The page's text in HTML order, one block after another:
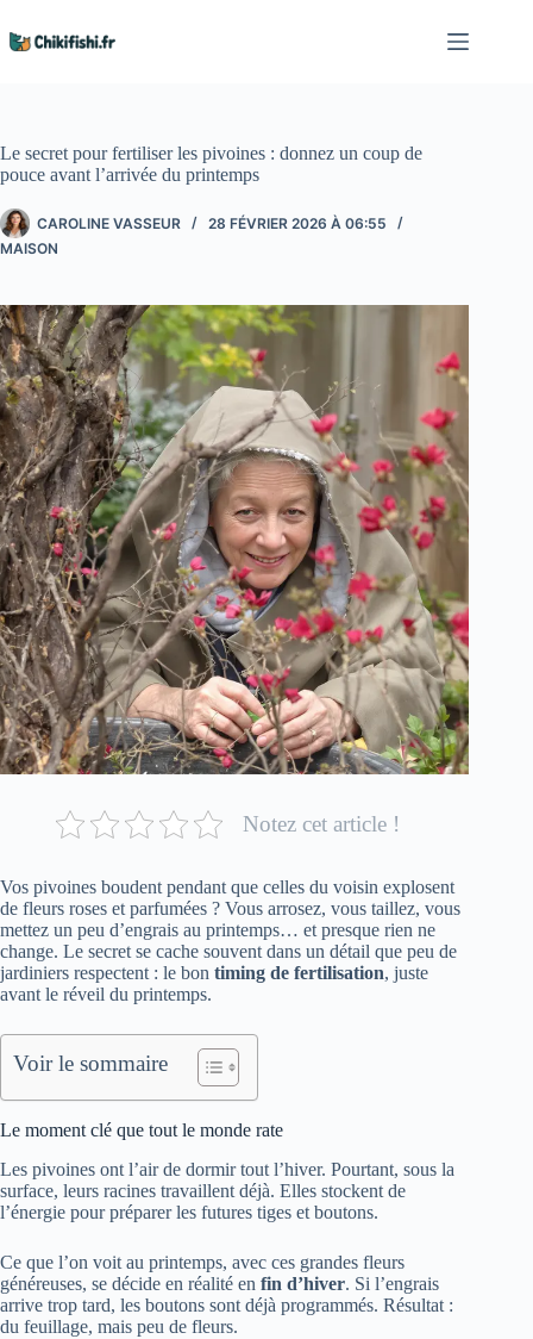
au
contenu
Le secret pour fertiliser les pivoines : donnez un coup de
pouce avant l’arrivée du printemps
CAROLINE VASSEUR
28 FÉVRIER 2026 À 06:55
MAISON
Notez cet article !
Vos pivoines boudent pendant que celles du voisin explosent
de fleurs roses et parfumées ? Vous arrosez, vous taillez, vous
mettez un peu d’engrais au printemps… et presque rien ne
change. Le secret se cache souvent dans un détail que peu de
jardiniers respectent : le bon timing de fertilisation, juste
avant le réveil du printemps.
Voir le sommaire
Le moment clé que tout le monde rate
Les pivoines ont l’air de dormir tout l’hiver. Pourtant, sous la
surface, leurs racines travaillent déjà. Elles stockent de
l’énergie pour préparer les futures tiges et boutons.
Ce que l’on voit au printemps, avec ces grandes fleurs
généreuses, se décide en réalité en fin d’hiver. Si l’engrais
arrive trop tard, les boutons sont déjà programmés. Résultat :
du feuillage, mais peu de fleurs.